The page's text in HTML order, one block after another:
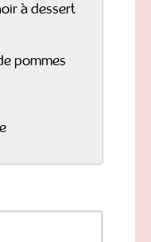
à dessert
pommes